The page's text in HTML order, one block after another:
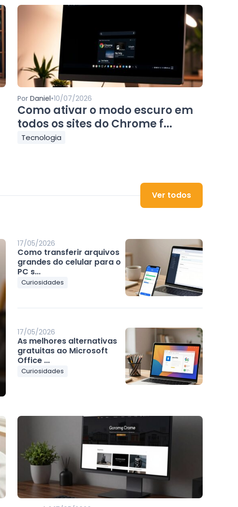
Por Daniel•10/07/2026
Como ativar o modo escuro em
todos os sites do Chrome f...
Tecnologia
Ver todos
17/05/2026
Como transferir arquivos
grandes do celular para o
PC s...
Curiosidades
17/05/2026
As melhores alternativas
gratuitas ao Microsoft
Office ...
Curiosidades